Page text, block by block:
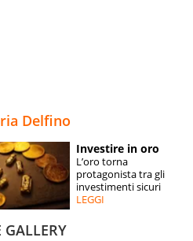
ESPERTI
CONTATTI
Delfino
Investire in oro
L’oro torna
protagonista tra gli
investimenti sicuri
LEGGI